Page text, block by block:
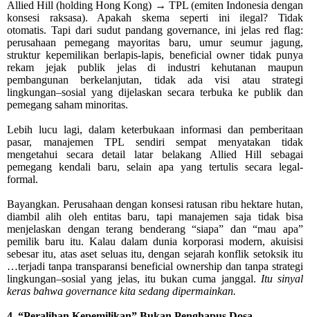
Allied Hill (holding Hong Kong) → TPL (emiten Indonesia dengan
konsesi raksasa). Apakah skema seperti ini ilegal? Tidak
otomatis. Tapi dari sudut pandang governance, ini jelas red flag:
perusahaan pemegang mayoritas baru, umur seumur jagung,
struktur kepemilikan berlapis-lapis, beneficial owner tidak punya
rekam jejak publik jelas di industri kehutanan maupun
pembangunan berkelanjutan, tidak ada visi atau strategi
lingkungan–sosial yang dijelaskan secara terbuka ke publik dan
pemegang saham minoritas.
Lebih lucu lagi, dalam keterbukaan informasi dan pemberitaan
pasar, manajemen TPL sendiri sempat menyatakan tidak
mengetahui secara detail latar belakang Allied Hill sebagai
pemegang kendali baru, selain apa yang tertulis secara legal-
formal.
Bayangkan. Perusahaan dengan konsesi ratusan ribu hektare hutan,
diambil alih oleh entitas baru, tapi manajemen saja tidak bisa
menjelaskan dengan terang benderang “siapa” dan “mau apa”
pemilik baru itu. Kalau dalam dunia korporasi modern, akuisisi
sebesar itu, atas aset seluas itu, dengan sejarah konflik setoksik itu
…terjadi tanpa transparansi beneficial ownership dan tanpa strategi
lingkungan–sosial yang jelas, itu bukan cuma janggal. Itu sinyal
keras bahwa governance kita sedang dipermainkan.